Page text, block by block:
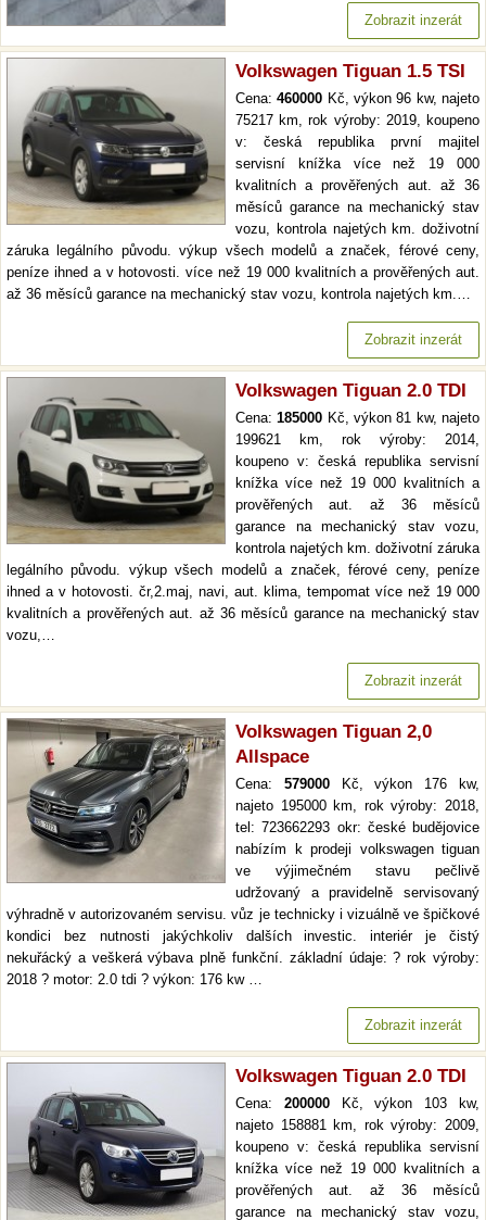
Zobrazit inzerát
Volkswagen Tiguan 1.5 TSI
Cena:460000 Kč, výkon 96 kw, najeto
75217 km, rok výroby: 2019, koupeno
v: česká republika první majitel
servisní knížka více než 19 000
kvalitních a prověřených aut. až 36
měsíců garance na mechanický stav
vozu, kontrola najetých km. doživotní
záruka legálního původu. výkup všech modelů a značek, férové ceny,
peníze ihned a v hotovosti. více než 19 000 kvalitních a prověřených aut.
až 36 měsíců garance na mechanický stav vozu, kontrola najetých km.…
Zobrazit inzerát
Volkswagen Tiguan 2.0 TDI
Cena:185000 Kč, výkon 81 kw, najeto
199621 km, rok výroby: 2014,
koupeno v: česká republika servisní
knížka více než 19 000 kvalitních a
prověřených aut. až 36 měsíců
garance na mechanický stav vozu,
kontrola najetých km. doživotní záruka
legálního původu. výkup všech modelů a značek, férové ceny, peníze
ihned a v hotovosti. čr,2.maj, navi, aut. klima, tempomat více než 19 000
kvalitních a prověřených aut. až 36 měsíců garance na mechanický stav
vozu,…
Zobrazit inzerát
Volkswagen Tiguan 2,0
Allspace
Cena: 579000Kč, výkon 176 kw,
najeto 195000 km, rok výroby: 2018,
tel: 723662293 okr: české budějovice
nabízím k prodeji volkswagen tiguan
ve výjimečném stavu pečlivě
udržovaný a pravidelně servisovaný
výhradně v autorizovaném servisu. vůz je technicky i vizuálně ve špičkové
kondici bez nutnosti jakýchkoliv dalších investic. interiér je čistý
nekuřácký a veškerá výbava plně funkční. základní údaje: ? rok výroby:
2018 ? motor: 2.0 tdi ? výkon: 176 kw …
Zobrazit inzerát
Volkswagen Tiguan 2.0 TDI
Cena: 200000Kč, výkon 103 kw,
najeto 158881 km, rok výroby: 2009,
koupeno v: česká republika servisní
knížka více než 19 000 kvalitních a
prověřených aut. až 36 měsíců
garance na mechanický stav vozu,